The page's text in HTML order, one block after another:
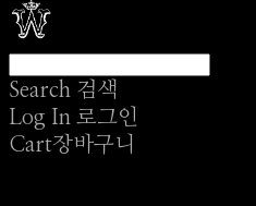
Search 검색
Log In 로그인
Cart장바구니